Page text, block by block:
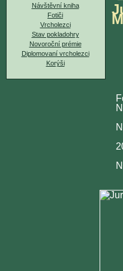
Návštěvní kniha
Fotiči
Vrcholezci
Stav pokladohry
Novoroční prémie
Diplomovaní vrcholezci
Korýši